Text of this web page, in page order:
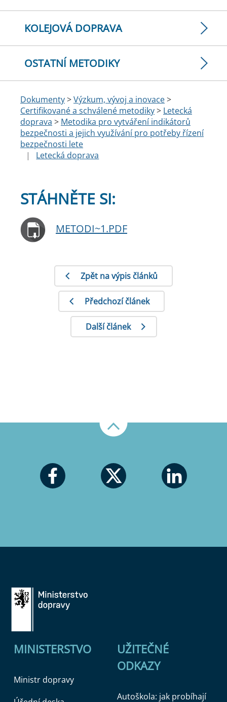
KOLEJOVÁ DOPRAVA
OSTATNÍ METODIKY
Dokumenty>Výzkum, vývoj a inovace>
Certifikované a schválené metodiky> Letecká
doprava > Metodika pro vytváření indikátorů
bezpečnosti a jejich využívání pro potřeby řízení
bezpečnosti lete
|
Letecká doprava
STÁHNĚTE SI:
METODI~1.PDF
Zpět na výpis článků
Předchozí článek
Další článek
MINISTERSTVO
Ministr dopravy
UŽITEČNÉ
ODKAZY
Autoškola: jak probíhají